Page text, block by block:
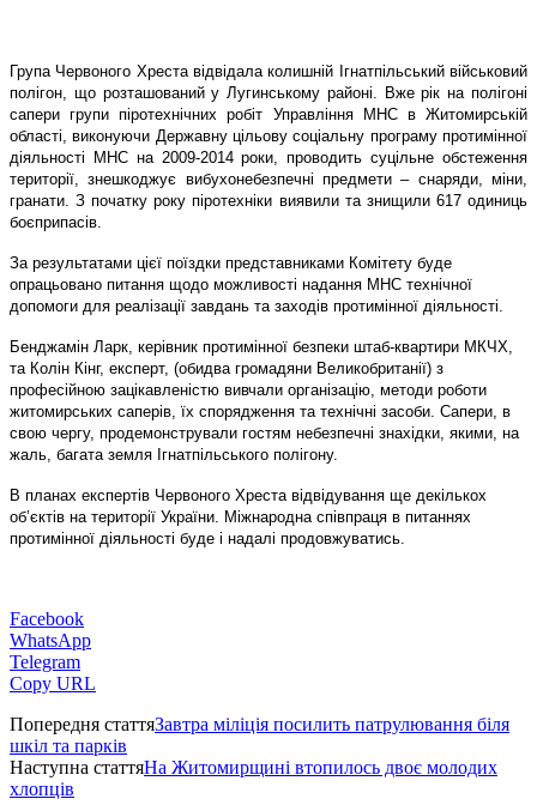
Група Червоного Хреста відвідала колишній Ігнатпільський військовий
полігон, що розташований у Лугинському районі. Вже рік на полігоні
сапери групи піротехнічних робіт Управління МНС в Житомирській
області, виконуючи Державну цільову соціальну програму протимінної
діяльності МНС на 2009-2014 роки, проводить суцільне обстеження
території, знешкоджує вибухонебезпечні предмети – снаряди, міни,
гранати. З початку року піротехніки виявили та знищили 617 одиниць
боєприпасів.
За результатами цієї поїздки представниками Комітету буде
опрацьовано питання щодо можливості надання МНС технічної
допомоги для реалізації завдань та заходів протимінної діяльності.
Бенджамін Ларк, керівник протимінної безпеки штаб-квартири МКЧХ,
та Колін Кінг, експерт, (обидва громадяни Великобританії) з
професійною зацікавленістю вивчали організацію, методи роботи
житомирських саперів, їх спорядження та технічні засоби. Сапери, в
свою чергу, продемонстрували гостям небезпечні знахідки, якими, на
жаль, багата земля Ігнатпільського полігону.
В планах експертів Червоного Хреста відвідування ще декількох
об’єктів на території України. Міжнародна співпраця в питаннях
протимінної діяльності буде і надалі продовжуватись.
Facebook
WhatsApp
Telegram
Copy URL
Попередня статтяЗавтра міліція посилить патрулювання біля
шкіл та парків
Наступна статтяНа Житомирщині втопилось двоє молодих
хлопців